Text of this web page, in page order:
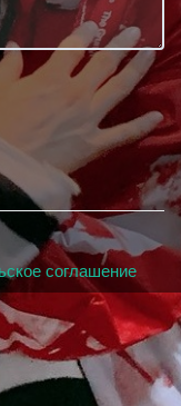
соглашение